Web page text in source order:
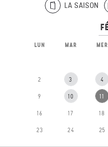
LA SAISON
LUN MAR MER
2 3 4
9 10 11
16 17 18
23 24 25